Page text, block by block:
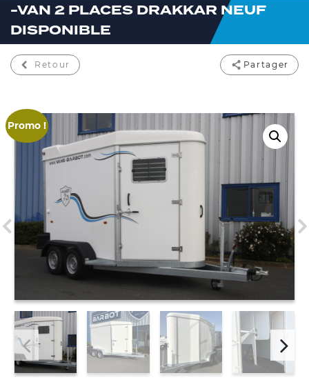
-VAN 2 PLACES DRAKKAR NEUF
DISPONIBLE
Promo !
Retour Partager